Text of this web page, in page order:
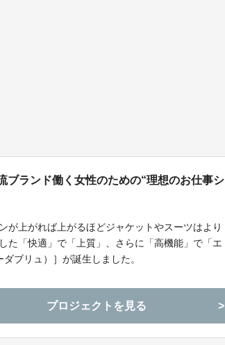
ブランド働く女性のための“理想のお仕事シ
が上がれば上がるほどジャケットやスーツはより
た「快適」で「上質」、さらに「高機能」で「エ
ダブリュ）］が誕生しました。
プロジェクトを見る